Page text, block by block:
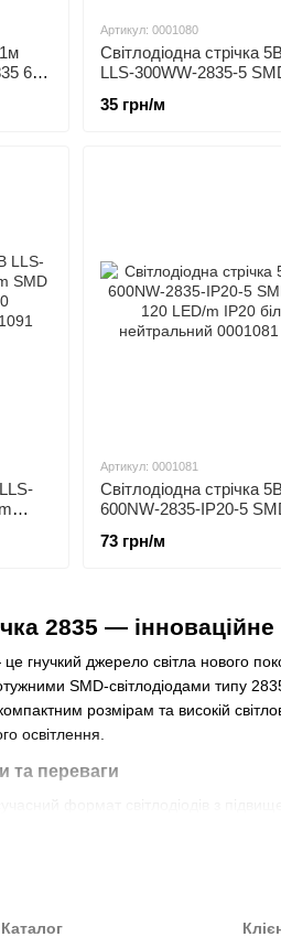
2835 —
гнучкий джерело світла нового
SMD-світлодіодами типу
розмірам та високій
освітлення.
та переваги
60
Артикул: 0001080
Світлодіодна стрічка
LLS-300WW-2835-5
35 грн/м
Артикул: 0001081
Світлодіодна стрічка
600NW-2835-IP20-5
нейтральний
73 грн/м
Каталог